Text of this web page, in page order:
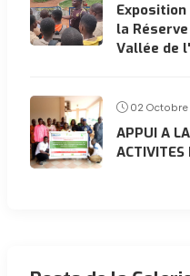
la
Vallée de
02 Octobre
APPUI A